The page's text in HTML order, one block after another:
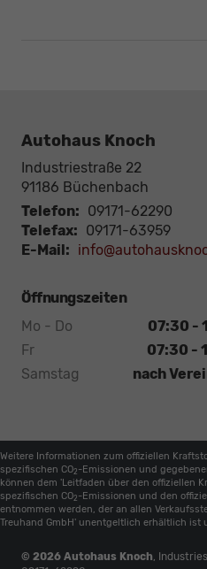
Autohaus Knoch
Industriestraße 22
91186 Büchenbach
Telefon: 09171-62290
Telefax: 09171-63959
E-Mail:
Öffnungszeiten
Mo - Do
07:30 -
Fr
07:30 -
Samstag
nach
Weitere Informationen zum offiziellen
spezifischen CO2 -Emissionen und
können dem 'Leitfaden über den offiziellen
spezifischen CO2 -Emissionen und den
entnommen werden, der an allen
Treuhand GmbH' unentgeltlich erhältlich ist
© 2026 Autohaus Knoch